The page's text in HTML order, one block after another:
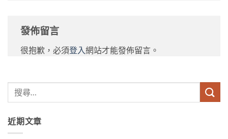
發佈留言
很抱歉，必須登入 網站才能發佈留言。
近期文章